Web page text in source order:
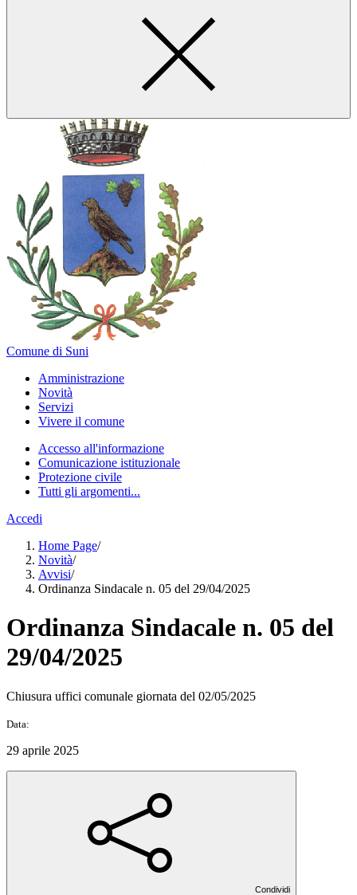
Comune di Suni
Amministrazione
Novità
Servizi
Vivere il comune
Accesso all'informazione
Comunicazione istituzionale
Protezione civile
Tutti gli argomenti...
Accedi
Home Page/
Novità/
Avvisi/
Ordinanza Sindacale n. 05 del 29/04/2025
Ordinanza Sindacale n. 05 del
29/04/2025
Chiusura uffici comunale giornata del 02/05/2025
Data:
29 aprile 2025
Condividi